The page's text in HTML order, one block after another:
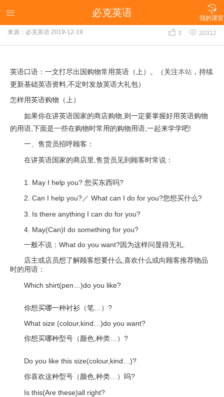

我的课室
 必克英语
英语口语：一文打尽出国购物常用英语（上）
来源：必克英语 2019-12-19  3  20312
英语口语：一文打尽出国购物常用英语（上）。（关注本站 ，持续
更新基础英语资料,不定时发放英语大礼包）
怎样用英语购物（上）
如果你在讲英语国家的商店购物,则一定要掌握好用英语购物
的用语,下面是一些在购物时常用的购物用语,一起来学学吧!
一、售货员招呼顾客：
在讲英语国家的商店里,售货员见到顾客时常说：
1. May I help you? 您买东西吗?
2. Can I help you?／ What can I do for you?您想买什么?
3. Is there anything I can do for you?
4. May(Can)I do something for you?
一般不说：What do you want?因为这样问显得无礼.
店主或店员想了解顾客想要什么,喜欢什么或向顾客推荐物品
时的用语：
Which shirt(pen…)do you like?
你想买哪一种衬衫（笔…）?
What size (colour,kind…)do you want?
你想买哪种型号（颜色,种类…）?
Do you like this size(colour,kind…)?
你喜欢这种型号（颜色,种类…）吗?
Is this(Are these)all right?